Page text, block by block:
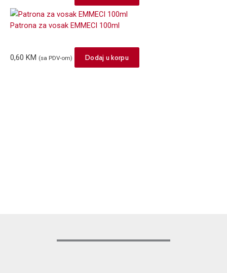
Patrona za vosak EMMECI 100ml
0,60 KM (sa PDV-om) Dodaj u korpu